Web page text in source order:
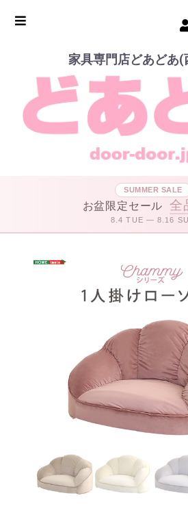
家具専門店どあどあ(
SUMMER SALE
お盆限定セール 全
8.4 TUE — 8.16